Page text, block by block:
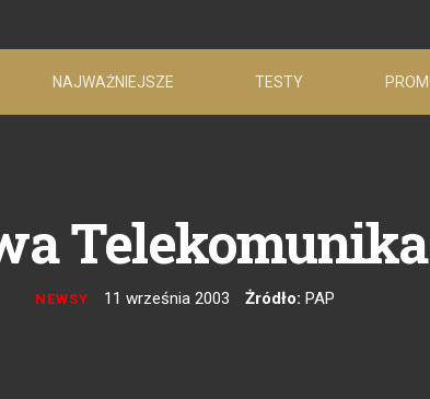
NAJWAŻNIEJSZE TESTY
NEWSY 11 września 2003 Żródło: PAP